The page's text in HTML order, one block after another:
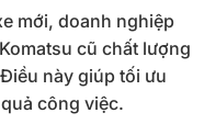
mới, doanh nghiệp
cũ chất lượng
này giúp tối ưu
công việc.